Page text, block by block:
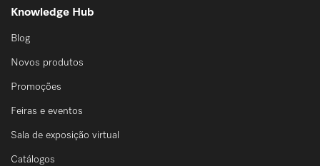
Knowledge Hub
Blog
Novos produtos
Promoções
Feiras e eventos
Sala de exposição virtual
Catálogos